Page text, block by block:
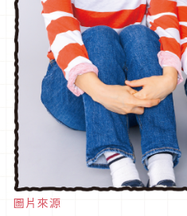
圖片來源